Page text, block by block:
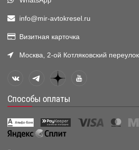
info@mir-avtokresel.ru
Визитная карточка
Москва, 2-ой Котляковский
Способы оплаты